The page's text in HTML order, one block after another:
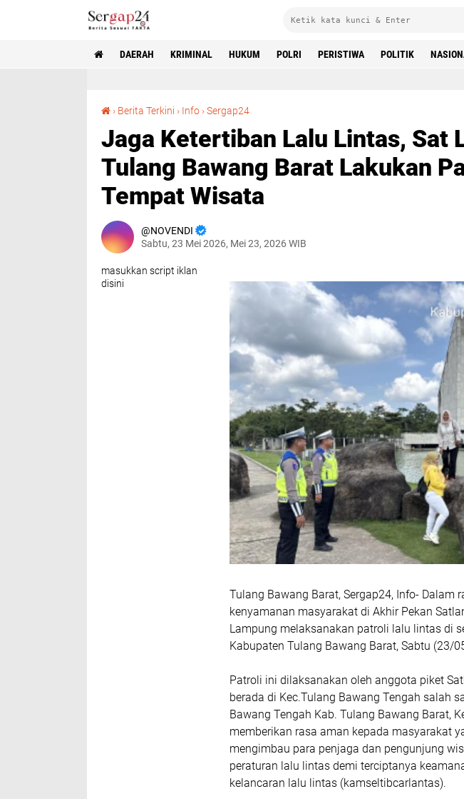
DAERAH KRIMINAL HUKUM POLRI PERISTIWA POLITIK
› Berita Terkini › Info ›Sergap24
Jaga Ketertiban Lalu Lintas, Sat
Tulang Bawang Barat Lakukan
Tempat Wisata
NOVENDI
Sabtu, 23 Mei 2026, Mei 23, 2026 WIB
masukkan script iklan
disini
Tulang Bawang Barat, Sergap24, Info- Dalam
kenyamanan masyarakat di Akhir Pekan
Lampung melaksanakan patroli lalu lintas di
Kabupaten Tulang Bawang Barat, Sabtu (23/
Patroli ini dilaksanakan oleh anggota piket
berada di Kec.Tulang Bawang Tengah salah
Bawang Tengah Kab. Tulang Bawang Barat,
memberikan rasa aman kepada masyarakat
mengimbau para penjaga dan pengunjung
peraturan lalu lintas demi terciptanya
kelancaran lalu lintas (kamseltibcarlantas).